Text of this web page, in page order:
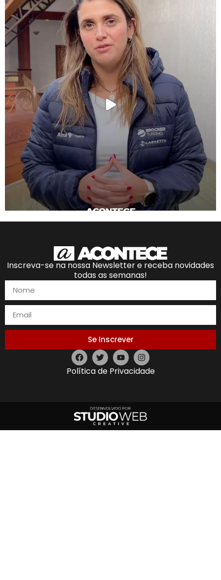
Inscreva-se na nossa Newsletter e receba novidades
todas as semanas!
Se Inscrever
Política de Privacidade